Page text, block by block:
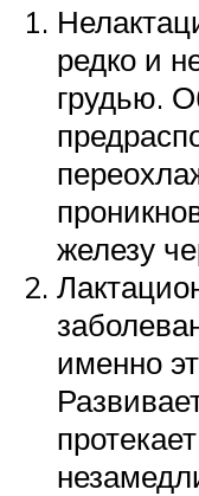
редко и
грудью.
железу
именно